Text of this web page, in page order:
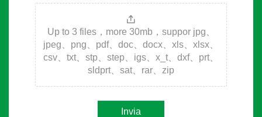
Up to 3 files，more 30mb，suppor jpg、
jpeg、png、pdf、doc、docx、xls、xlsx、
csv、txt、stp、step、igs、x_t、dxf、prt、
sldprt、sat、rar、zip
Invia